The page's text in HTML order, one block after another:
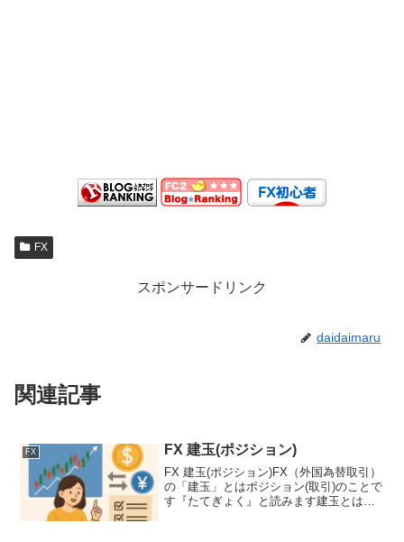
FX
スポンサードリンク
daidaimaru
関連記事
FX FX 建玉(ポジション)
FX 建玉(ポジション)FX（外国為替取引）
の「建玉」とはポジション(取引)のことで
す『たてぎょく』と読みます建玉とは、